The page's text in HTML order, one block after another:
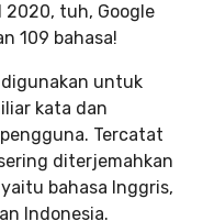
2020, tuh, Google
109 bahasa!
untuk
kata dan
Tercatat
diterjemahkan
bahasa Inggris,
Indonesia.